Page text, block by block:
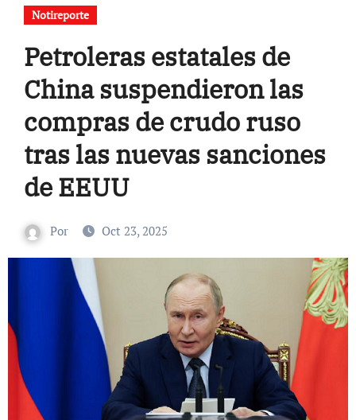
Notireporte
Petroleras estatales de
China suspendieron las
compras de crudo ruso
tras las nuevas sanciones
de EEUU
Por Oct 23, 2025